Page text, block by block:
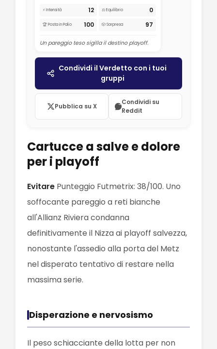
⚡ Intensità 12 ⚖️ Equilibrio 0
🏆 Posta in Palio 100 🎲 Sorpresa 97
Un pareggio teso sigilla il destino playoff.
Condividi il Verdetto con i tuoi
gruppi
Pubblica su X
Condividi su
Reddit
Cartucce a salve e dolore
per i playoff
Evitare Punteggio Futmetrix: 38/100. Uno
soffocante pareggio a reti bianche
all'Allianz Riviera condanna
definitivamente il Nizza ai playoff salvezza,
nonostante l'assedio alla porta del Metz
nel disperato tentativo di restare nella
massima serie.
Disperazione e nervosismo
Il peso schiacciante della lotta per non